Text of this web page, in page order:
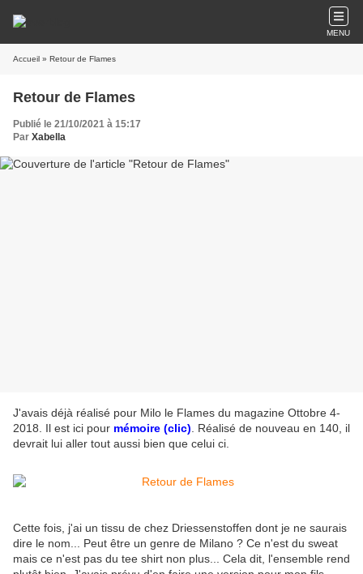
MENU
Accueil » Retour de Flames
Retour de Flames
Publié le 21/10/2021 à 15:17
Par Xabella
J'avais déjà réalisé pour Milo le Flames du magazine Ottobre 4-
2018. Il est ici pour mémoire (clic) . Réalisé de nouveau en 140, il
devrait lui aller tout aussi bien que celui ci.
Cette fois, j'ai un tissu de chez Driessenstoffen dont je ne saurais
dire le nom... Peut être un genre de Milano ? Ce n'est du sweat
mais ce n'est pas du tee shirt non plus... Cela dit, l'ensemble rend